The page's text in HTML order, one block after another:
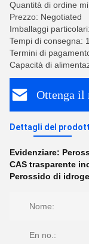
Quantità di ordine
Prezzo: Negotiated
Imballaggi
Tempi di consegna:
Termini di
Capacità di
Ottenga il
Dettagli del
Evidenziare:
CAS trasparente
Perossido di
Nome:
En no.: